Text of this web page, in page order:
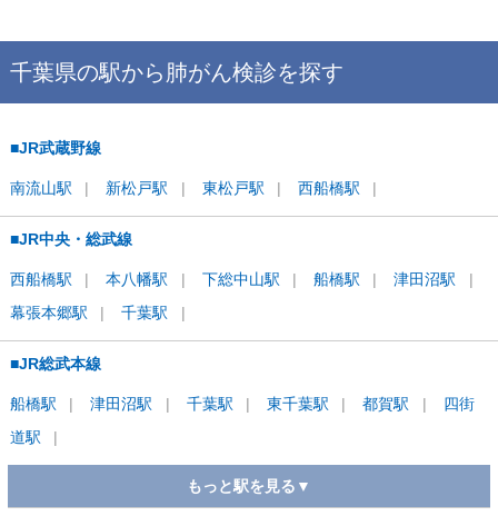
千葉県の駅から肺がん検診を探す
■JR武蔵野線
南流山駅 新松戸駅 東松戸駅 西船橋駅
■JR中央・総武線
西船橋駅 本八幡駅 下総中山駅 船橋駅 津田沼駅
幕張本郷駅 千葉駅
■JR総武本線
船橋駅 津田沼駅 千葉駅 東千葉駅 都賀駅
四街
道駅
もっと駅を見る▼